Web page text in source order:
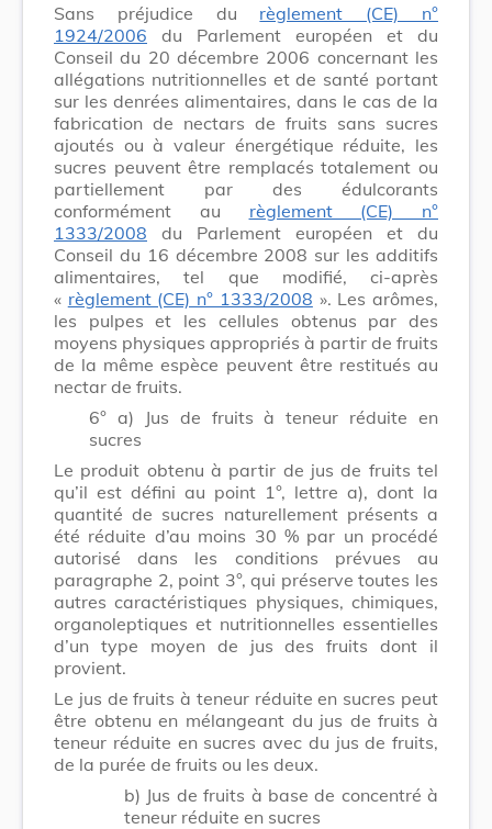
Sans préjudice du règlement (CE) n°
1924/2006 du Parlement européen et du
Conseil du 20 décembre 2006 concernant les
allégations nutritionnelles et de santé portant
sur les denrées alimentaires, dans le cas de la
fabrication de nectars de fruits sans sucres
ajoutés ou à valeur énergétique réduite, les
sucres peuvent être remplacés totalement ou
partiellement par des édulcorants
conformément au règlement (CE) n°
1333/2008 du Parlement européen et du
Conseil du 16 décembre 2008 sur les additifs
alimentaires, tel que modifié, ci-après
« règlement (CE) n° 1333/2008 ». Les arômes,
les pulpes et les cellules obtenus par des
moyens physiques appropriés à partir de fruits
de la même espèce peuvent être restitués au
nectar de fruits.
6° a) Jus de fruits à teneur réduite en
sucres
Le produit obtenu à partir de jus de fruits tel
qu’il est défini au point 1°, lettre a), dont la
quantité de sucres naturellement présents a
été réduite d’au moins 30 % par un procédé
autorisé dans les conditions prévues au
paragraphe 2, point 3°, qui préserve toutes les
autres caractéristiques physiques, chimiques,
organoleptiques et nutritionnelles essentielles
d’un type moyen de jus des fruits dont il
provient.
Le jus de fruits à teneur réduite en sucres peut
être obtenu en mélangeant du jus de fruits à
teneur réduite en sucres avec du jus de fruits,
de la purée de fruits ou les deux.
b) Jus de fruits à base de concentré à
teneur réduite en sucres